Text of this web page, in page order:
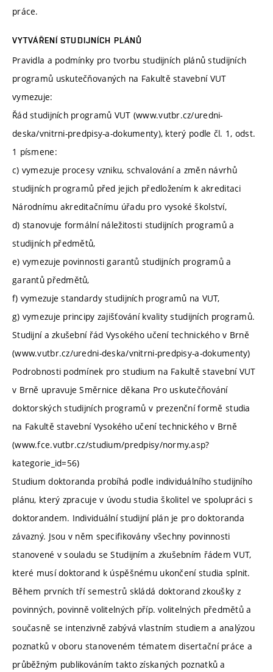
práce.
VYTVÁŘENÍ STUDIJNÍCH PLÁNŮ
Pravidla a podmínky pro tvorbu studijních plánů studijních
programů uskutečňovaných na Fakultě stavební VUT
vymezuje:
Řád studijních programů VUT (www.vutbr.cz/uredni-
deska/vnitrni-predpisy-a-dokumenty), který podle čl. 1, odst.
1 písmene:
c) vymezuje procesy vzniku, schvalování a změn návrhů
studijních programů před jejich předložením k akreditaci
Národnímu akreditačnímu úřadu pro vysoké školství,
d) stanovuje formální náležitosti studijních programů a
studijních předmětů,
e) vymezuje povinnosti garantů studijních programů a
garantů předmětů,
f) vymezuje standardy studijních programů na VUT,
g) vymezuje principy zajišťování kvality studijních programů.
Studijní a zkušební řád Vysokého učení technického v Brně
(www.vutbr.cz/uredni-deska/vnitrni-predpisy-a-dokumenty)
Podrobnosti podmínek pro studium na Fakultě stavební VUT
v Brně upravuje Směrnice děkana Pro uskutečňování
doktorských studijních programů v prezenční formě studia
na Fakultě stavební Vysokého učení technického v Brně
(www.fce.vutbr.cz/studium/predpisy/normy.asp?
kategorie_id=56)
Studium doktoranda probíhá podle individuálního studijního
plánu, který zpracuje v úvodu studia školitel ve spolupráci s
doktorandem. Individuální studijní plán je pro doktoranda
závazný. Jsou v něm specifikovány všechny povinnosti
stanovené v souladu se Studijním a zkušebním řádem VUT,
které musí doktorand k úspěšnému ukončení studia splnit.
Během prvních tří semestrů skládá doktorand zkoušky z
povinných, povinně volitelných příp. volitelných předmětů a
současně se intenzivně zabývá vlastním studiem a analýzou
poznatků v oboru stanoveném tématem disertační práce a
průběžným publikováním takto získaných poznatků a